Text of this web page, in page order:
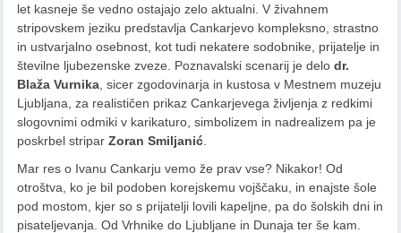
let kasneje še vedno ostajajo zelo aktualni. V živahnem
stripovskem jeziku predstavlja Cankarjevo kompleksno, strastno
in ustvarjalno osebnost, kot tudi nekatere sodobnike, prijatelje in
številne ljubezenske zveze. Poznavalski scenarij je delodr.
Blaža Vurnika , sicer zgodovinarja in kustosa v Mestnem muzeju
Ljubljana, za realističen prikaz Cankarjevega življenja z redkimi
slogovnimi odmiki v karikaturo, simbolizem in nadrealizem pa je
poskrbel striparZoran Smiljanić
Mar res o Ivanu Cankarju vemo že prav vse? Nikakor! Od
otroštva, ko je bil podoben korejskemu vojščaku, in enajste šole
pod mostom, kjer so s prijatelji lovili kapeljne, pa do šolskih dni in
pisateljevanja. Od Vrhnike do Ljubljane in Dunaja ter še kam.